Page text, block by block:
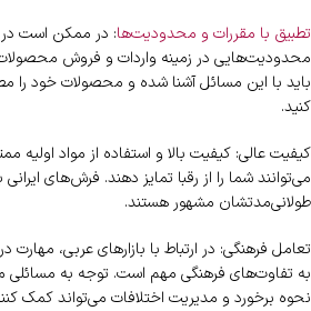
تطبیق با مقررات و محدودیت‌ها: در ممکن است در
محدودیت‌هایی در زمینه واردات و فروش محصولات
باید با این مسائل آشنا شده و محصولات خود را
کنید.
کیفیت عالی: کیفیت بالا و استفاده از مواد اولیه
می‌توانند شما را از رقبا تمایز دهند. فرش‌های
طولانی‌مدتشان مشهور هستند.
تعامل فرهنگی: در ارتباط با بازارهای عربی، مهارت
به تفاوت‌های فرهنگی مهم است. توجه به مسائلی
نحوه برخورد و مدیریت اختلافات می‌تواند کمک